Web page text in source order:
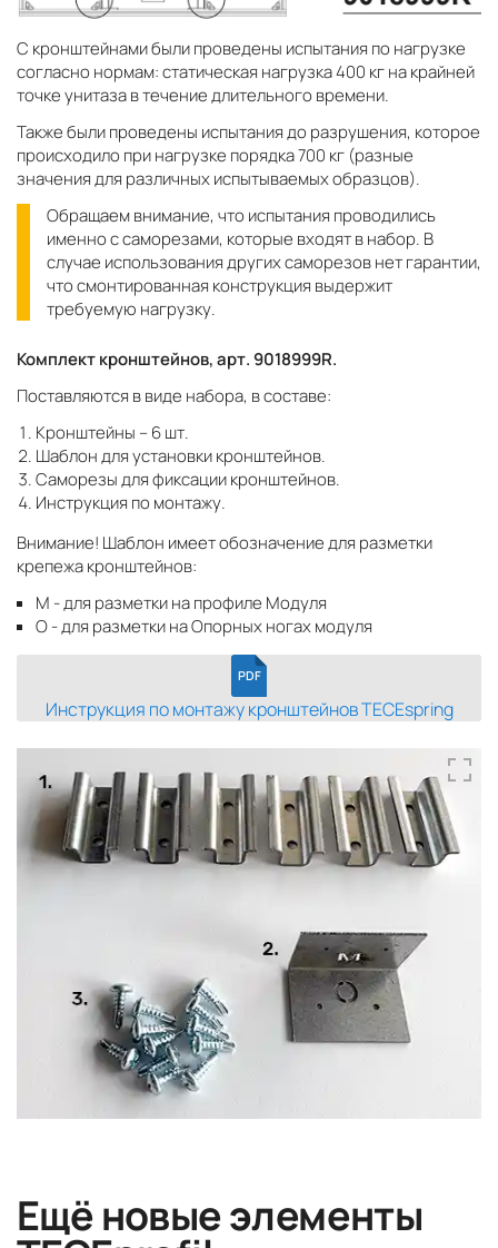
С кронштейнами были проведены испытания по нагрузке
согласно нормам: статическая нагрузка 400 кг на крайней
точке унитаза в течение длительного времени.
Также были проведены испытания до разрушения, которое
происходило при нагрузке порядка 700 кг (разные
значения для различных испытываемых образцов).
Обращаем внимание, что испытания проводились
именно с саморезами, которые входят в набор. В
случае использования других саморезов нет гарантии,
что смонтированная конструкция выдержит
требуемую нагрузку.
Комплект кронштейнов, арт. 9018999R.
Поставляются в виде набора, в составе:
Кронштейны – 6 шт.
Шаблон для установки кронштейнов.
Саморезы для фиксации кронштейнов.
Инструкция по монтажу.
Внимание! Шаблон имеет обозначение для разметки
крепежа кронштейнов:
М - для разметки на профиле Модуля
О - для разметки на Опорных ногах модуля
PDF
Инструкция по монтажу кронштейнов TECEspring
Ещё новые элементы